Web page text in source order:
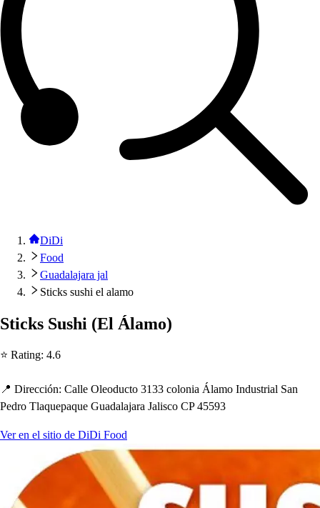
DiDi
Food
Guadalajara jal
Sticks sushi el alamo
Sticks Sushi (El Álamo)
⭐ Rating: 4.6
📍 Dirección: Calle Oleoducto 3133 colonia Álamo Industrial San
Pedro Tlaquepaque Guadalajara Jalisco CP 45593
Ver en el sitio de DiDi Food